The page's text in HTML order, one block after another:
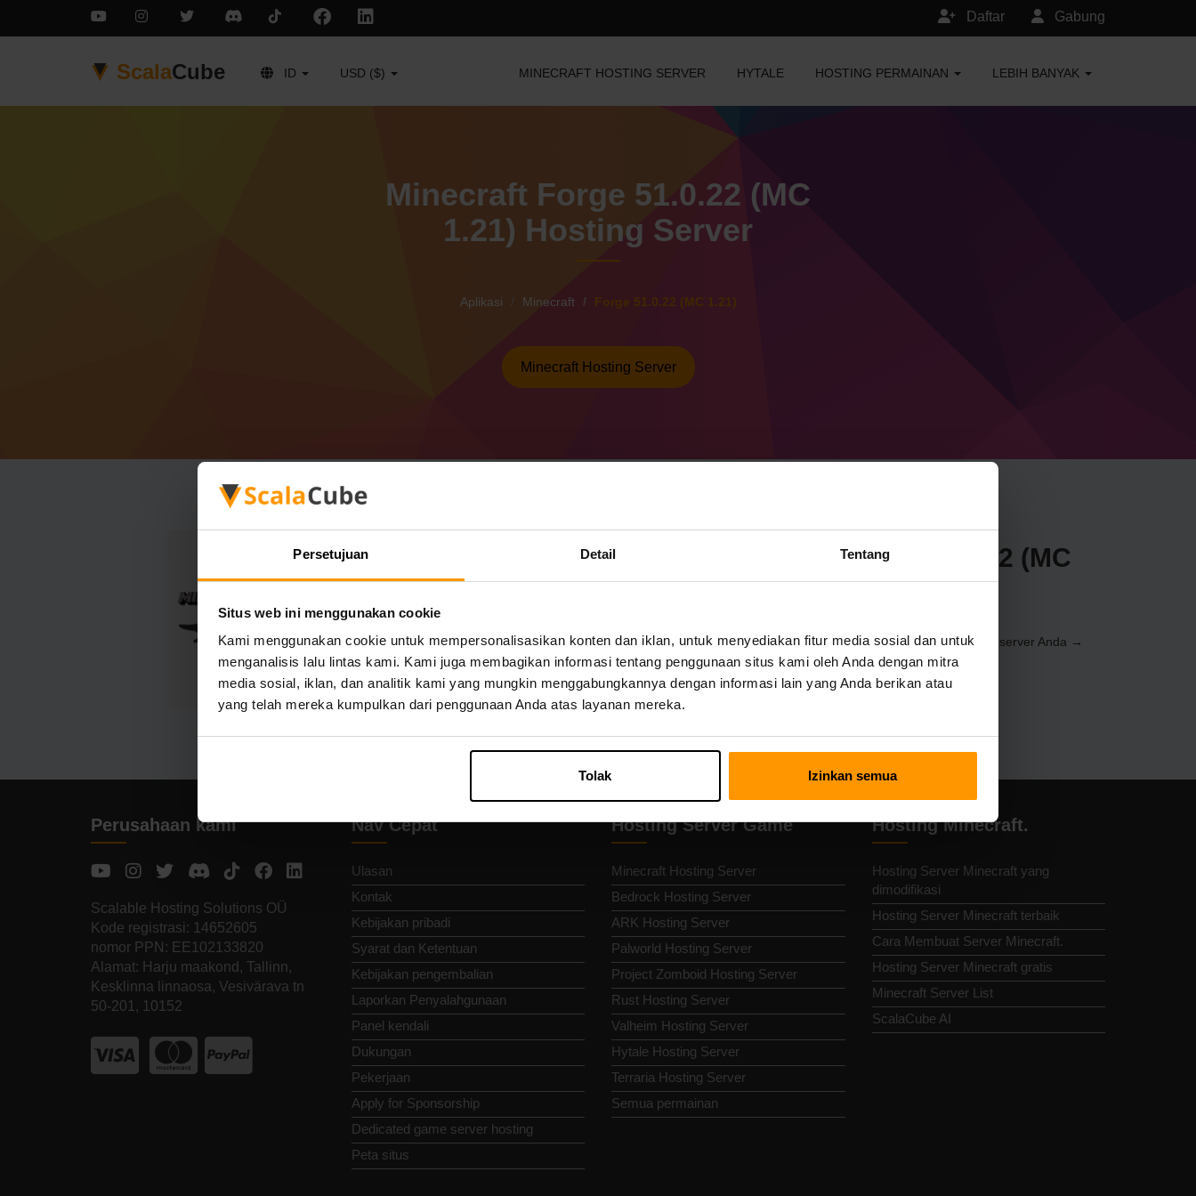
Persetujuan Detail Tentang
Situs web ini menggunakan cookie
Kami menggunakan cookie untuk mempersonalisasikan konten dan iklan, untuk menyediakan fitur media sosial dan untuk
menganalisis lalu lintas kami. Kami juga membagikan informasi tentang penggunaan situs kami oleh Anda dengan mitra
media sosial, iklan, dan analitik kami yang mungkin menggabungkannya dengan informasi lain yang Anda berikan atau
yang telah mereka kumpulkan dari penggunaan Anda atas layanan mereka.
Tolak Izinkan semua
Gabung
Daftar
ScalaCube ID USD ($) MINECRAFT HOSTING SERVER HYTALE HOSTING PERMAINAN LEBIH BANYAK
Minecraft Forge 51.0.22 (MC
1.21) Hosting Server
Aplikasi Minecraft Forge 51.0.22 (MC 1.21)
Minecraft Hosting Server
Cara Membuat Minecraft Forge 51.0.22 (MC
1.21) Server
Instal server a Forge 51.0.22 (MC 1.21) melalui Control Panel (Server → Pilih server Anda →
Server game → Tambahkan Server Game → Forge 51.0.22 (MC 1.21))
Selamat bermain di server!
Perusahaan kami
Scalable Hosting Solutions OÜ
Kode registrasi: 14652605
nomor PPN: EE102133820
Alamat: Harju maakond, Tallinn,
Kesklinna linnaosa, Vesivärava tn
50-201, 10152
Nav Cepat
Ulasan
Kontak
Kebijakan pribadi
Syarat dan Ketentuan
Kebijakan pengembalian
Laporkan Penyalahgunaan
Panel kendali
Dukungan
Pekerjaan
Apply for Sponsorship
Dedicated game server hosting
Peta situs
Hosting Server Game
Minecraft Hosting Server
Bedrock Hosting Server
ARK Hosting Server
Palworld Hosting Server
Project Zomboid Hosting Server
Rust Hosting Server
Valheim Hosting Server
Hytale Hosting Server
Terraria Hosting Server
Semua permainan
Hosting Minecraft.
Hosting Server Minecraft yang
dimodifikasi
Hosting Server Minecraft terbaik
Cara Membuat Server Minecraft.
Hosting Server Minecraft gratis
Minecraft Server List
ScalaCube AI